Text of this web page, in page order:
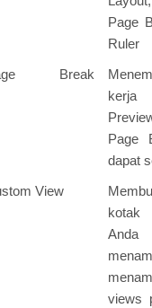
Page
Ruler
Break
kerja
Page
dapat
View
kotak
views